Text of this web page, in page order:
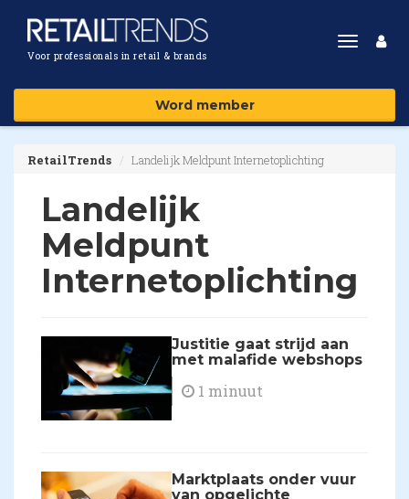
Voor professionals in retail & brands
Toggle
Word member
RetailTrends Landelijk Meldpunt Internetoplichting
Landelijk
Meldpunt
Internetoplichting
Justitie gaat strijd aan
met malafide webshops
1 minuut
​Marktplaats onder vuur
van opgelichte